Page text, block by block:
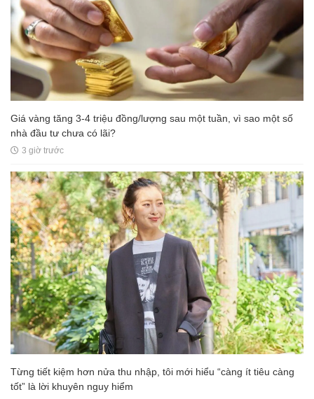
Giá vàng tăng 3-4 triệu đồng/lượng sau một tuần, vì sao một số
nhà đầu tư chưa có lãi?
3 giờ trước
Từng tiết kiệm hơn nửa thu nhập, tôi mới hiểu “càng ít tiêu càng
tốt” là lời khuyên nguy hiểm